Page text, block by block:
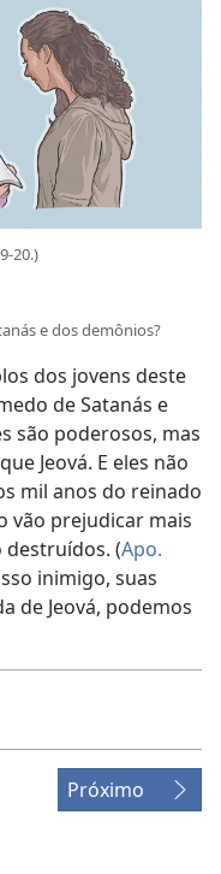
20.)
e dos demônios?
dos jovens deste
de Satanás e
são poderosos, mas
Jeová. E eles não
mil anos do reinado
vão prejudicar mais
destruídos. (Apo.
inimigo, suas
de Jeová, podemos
Próximo